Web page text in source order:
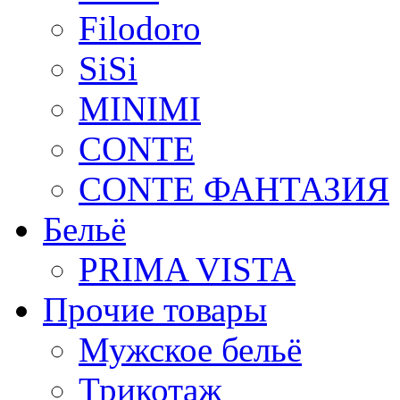
Filodoro
SiSi
MINIMI
CONTE
CONTE ФАНТАЗИЯ
Бельё
PRIMA VISTA
Прочие товары
Мужское бельё
Трикотаж